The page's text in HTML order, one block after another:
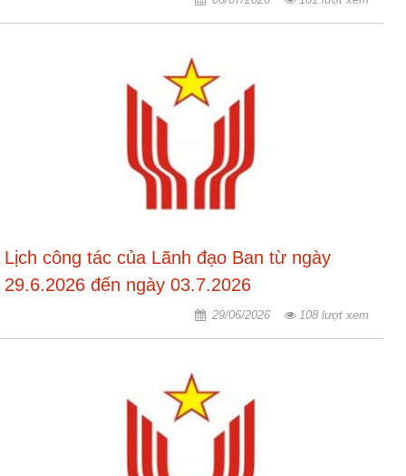
Lịch công tác của Lãnh đạo Ban từ ngày
29.6.2026 đến ngày 03.7.2026
29/06/2026 108 lượt xem